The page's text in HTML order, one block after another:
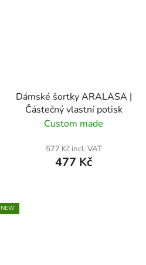
Dámské šortky ARALASA |
Částečný vlastní potisk
Custom made
577 Kč incl. VAT
477 Kč
NEW